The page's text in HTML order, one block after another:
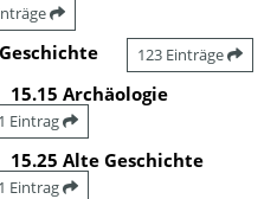
123 Einträge
15.15 Archäologie
1 Eintrag
15.25 Alte Geschichte
1 Eintrag